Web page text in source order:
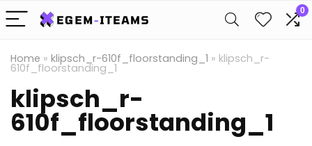
0
Home » klipsch_r-610f_floorstanding_1 » klipsch_r-
610f_floorstanding_1
klipsch_r-
610f_floorstanding_1